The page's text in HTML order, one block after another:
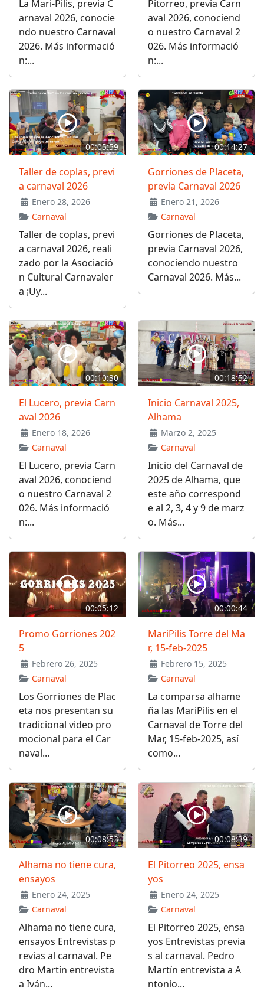
La Mari-Pilis, previa C
arnaval 2026, conocie
ndo nuestro Carnaval
2026. Más informació
n:...
Pitorreo, previa Carn
aval 2026, conociend
o nuestro Carnaval 2
026. Más informació
n:...
00:05:59
Taller de coplas, previ
a carnaval 2026
Enero 28, 2026
Carnaval
Taller de coplas, previ
a carnaval 2026, reali
zado por la Asociació
n Cultural Carnavaler
a ¡Uy...
00:14:27
Gorriones de Placeta,
previa Carnaval 2026
Enero 21, 2026
Carnaval
Gorriones de Placeta,
previa Carnaval 2026,
conociendo nuestro
Carnaval 2026. Más...
00:10:30
El Lucero, previa Carn
aval 2026
Enero 18, 2026
Carnaval
El Lucero, previa Carn
aval 2026, conociend
o nuestro Carnaval 2
026. Más informació
n:...
00:18:52
Inicio Carnaval 2025,
Alhama
Marzo 2, 2025
Carnaval
Inicio del Carnaval de
2025 de Alhama, que
este año correspond
e al 2, 3, 4 y 9 de marz
o. Más...
00:05:12
Promo Gorriones 202
5
Febrero 26, 2025
Carnaval
Los Gorriones de Plac
eta nos presentan su
tradicional video pro
mocional para el Car
naval...
00:00:44
MariPilis Torre del Ma
r, 15-feb-2025
Febrero 15, 2025
Carnaval
La comparsa alhame
ña las MariPilis en el
Carnaval de Torre del
Mar, 15-feb-2025, así
como...
00:08:53
Alhama no tiene cura,
ensayos
Enero 24, 2025
Carnaval
Alhama no tiene cura,
ensayos Entrevistas p
revias al carnaval. Pe
dro Martín entrevista
a Iván...
00:08:39
El Pitorreo 2025, ensa
yos
Enero 24, 2025
Carnaval
El Pitorreo 2025, ensa
yos Entrevistas previa
s al carnaval. Pedro
Martín entrevista a A
ntonio...